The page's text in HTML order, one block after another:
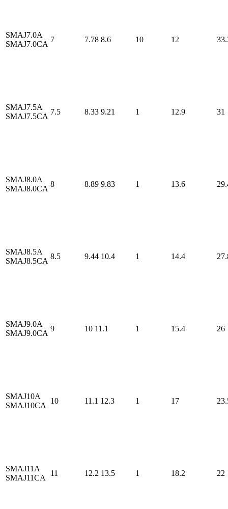
SMAJ7.0A
SMAJ7.0CA
7 7.78 8.6 10 12
SMAJ7.5A
SMAJ7.5CA
7.5 8.33 9.21 1 12.9 31
SMAJ8.0A
SMAJ8.0CA
8 8.89 9.83 1 13.6
SMAJ8.5A
SMAJ8.5CA
8.5 9.44 10.4 1 14.4
SMAJ9.0A
SMAJ9.0CA
9 10 11.1 1 15.4 26
SMAJ10A
SMAJ10CA
10 11.1 12.3 1 17
SMAJ11A
SMAJ11CA
11 12.2 13.5 1 18.2 22